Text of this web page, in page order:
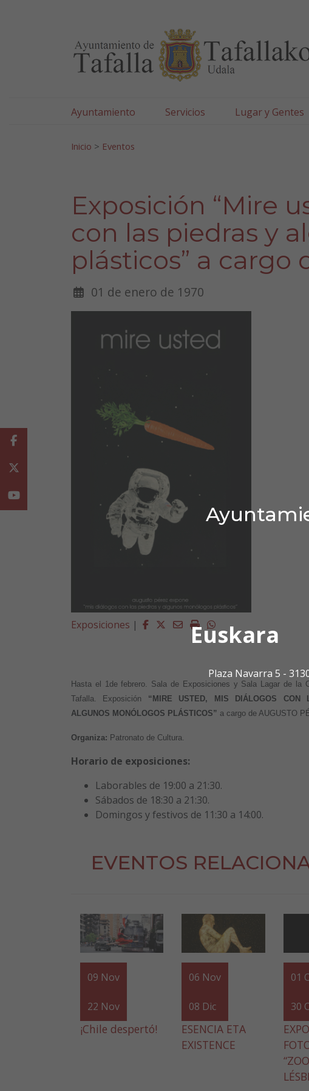
Euskara
Plaza Navarra 5 -
Ayuntamiento Servicios Lugar y Gentes
Inicio > Eventos
Exposición “Mire
con las piedras y
plásticos” a cargo
01 de enero de 1970
Exposiciones | Facebook
Twitter
EmailImprimir
Whatsapp
Hasta el 1de febrero. Sala de Exposiciones y Sala Lagar de la
Tafalla. Exposición “MIRE USTED, MIS DIÁLOGOS CON
ALGUNOS MONÓLOGOS PLÁSTICOS” a cargo de AUGUSTO
Organiza: Patronato de Cultura.
Horario de exposiciones:
Laborables de 19:00 a 21:30.
Sábados de 18:30 a 21:30.
Domingos y festivos de 11:30 a 14:00.
EVENTOS
09 Nov
22 Nov
¡Chile despertó!
06 Nov
08 Dic
ESENCIA ETA
EXISTENCE
01
30
Facebook
Youtube